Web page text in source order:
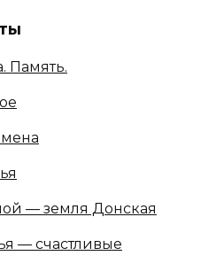
Память.
— земля Донская
— счастливые